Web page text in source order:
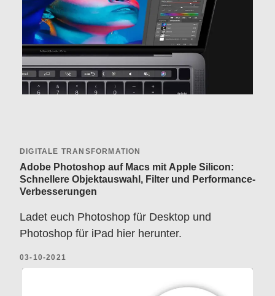
DIGITALE TRANSFORMATION
Adobe Photoshop auf Macs mit Apple Silicon:
Schnellere Objektauswahl, Filter und Performance-
Verbesserungen
Ladet euch Photoshop für Desktop und
Photoshop für iPad hier herunter.
03-10-2021